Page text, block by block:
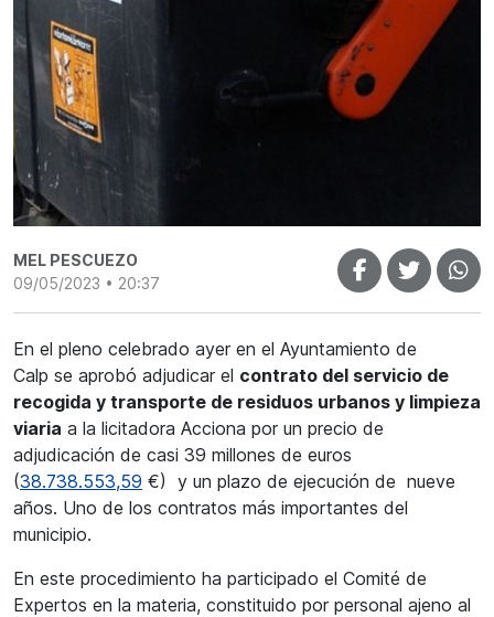
MEL PESCUEZO
09/05/2023 • 20:37
En el pleno celebrado ayer en el Ayuntamiento de
Calp se aprobó adjudicar el contrato del servicio de
recogida y transporte de residuos urbanos y limpieza
viaria a la licitadora Acciona por un precio de
adjudicación de casi 39 millones de euros
(38.738.553,59 €) y un plazo de ejecución de nueve
años. Uno de los contratos más importantes del
municipio.
En este procedimiento ha participado el Comité de
Expertos en la materia, constituido por personal ajeno al